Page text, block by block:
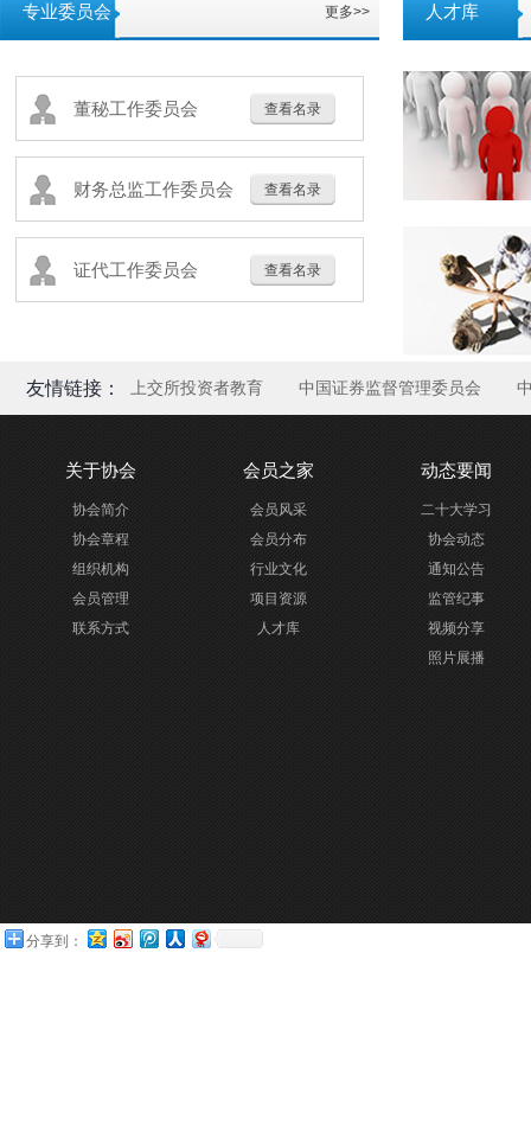
专业委员会 更多>>
董秘工作委员会 查看名录
财务总监工作委员会 查看名录
证代工作委员会 查看名录
人才库
友情链接： 上交所投资者教育 中国证券监督管理委员会
关于协会
协会简介
协会章程
组织机构
会员管理
联系方式
会员之家
会员风采
会员分布
行业文化
项目资源
人才库
动态要闻
二十大学习
协会动态
通知公告
监管纪事
视频分享
照片展播
分享到：